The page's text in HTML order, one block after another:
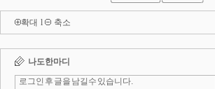
확대 l 축소